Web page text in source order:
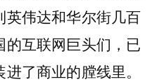
英伟达和华尔街几百
互联网巨头们，已
了商业的膛线里。